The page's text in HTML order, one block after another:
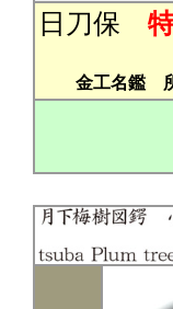
日刀保 特
金工名鑑